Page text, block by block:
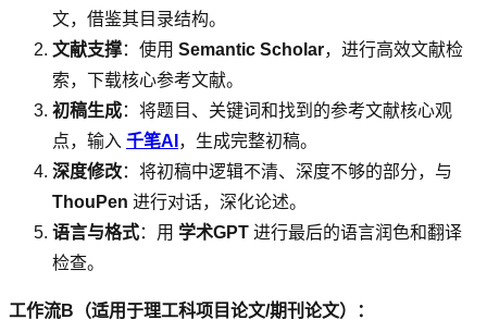
文，借鉴其目录结构。
文献支撑：使用 Semantic Scholar，进行高效文献检
索，下载核心参考文献。
初稿生成：将题目、关键词和找到的参考文献核心观
点，输入 千笔AI ，生成完整初稿。
深度修改：将初稿中逻辑不清、深度不够的部分，与
ThouPen 进行对话，深化论述。
语言与格式：用 学术GPT 进行最后的语言润色和翻译
检查。
工作流B（适用于理工科项目论文/期刊论文）：